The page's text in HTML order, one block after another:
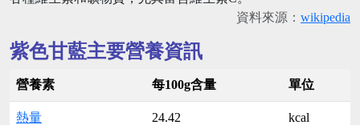
資料來源： wikipedia
紫色甘藍主要營養資訊
營養素 每100g含量 單位
熱量 24.42 kcal